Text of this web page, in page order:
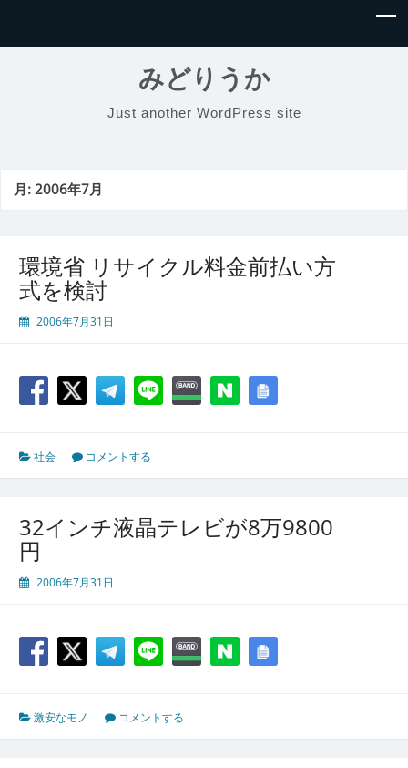
みどりうか
Just another WordPress site
月:2006年7月
環境省 リサイクル料金前払い方
式を検討
2006年7月31日
社会 コメントする
32インチ液晶テレビが8万9800
円
2006年7月31日
激安なモノ コメントする